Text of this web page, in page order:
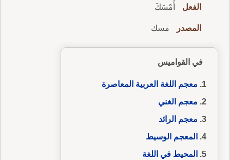
الفعل أَمْسَكَ
المصدر مسك
في القواميس
معجم اللغة العربية المعاصرة
معجم الغني
معجم الرائد
المعجم الوسيط
المحيط في اللغة